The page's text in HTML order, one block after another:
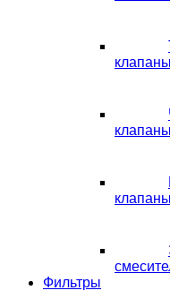
клапаны
клапаны
клапаны
Фильтры